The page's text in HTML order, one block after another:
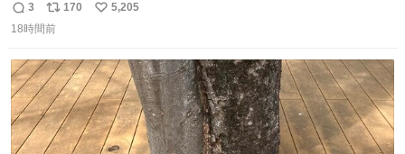
返
信
3
リ
ポ
ト
数
170
い
数
5,205
18時間前